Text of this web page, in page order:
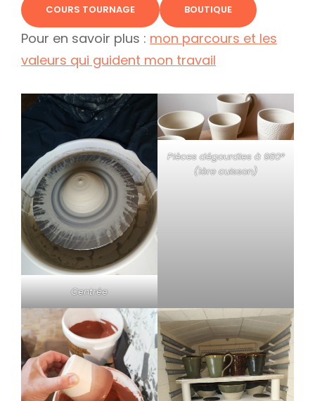
COURS TOURNAGE BOUTIQUE
Pour en savoir plus : mon parcours et les
valeurs qui guident mon travail
Centrée
Pièces dégourdies à 980°
(1ère cuisson)